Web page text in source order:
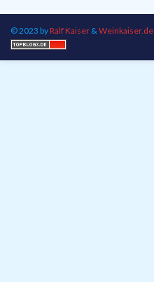
© 2023 byRalf Kaiser &Weinkaiser.de